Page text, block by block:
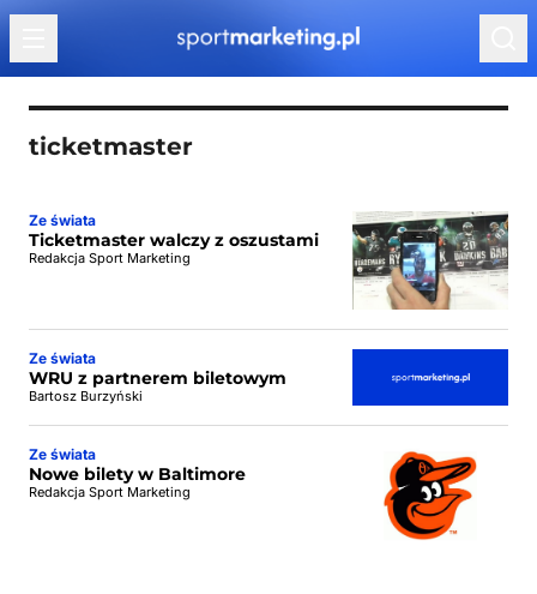
Przejdź do treści
ticketmaster
Ze świata
Ticketmaster walczy z oszustami
Redakcja Sport Marketing
Ze świata
WRU z partnerem biletowym
Bartosz Burzyński
Ze świata
Nowe bilety w Baltimore
Redakcja Sport Marketing